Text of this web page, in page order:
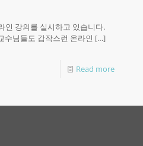
인 강의를 실시하고 있습니다.
수님들도 갑작스런 온라인 […]
Read more